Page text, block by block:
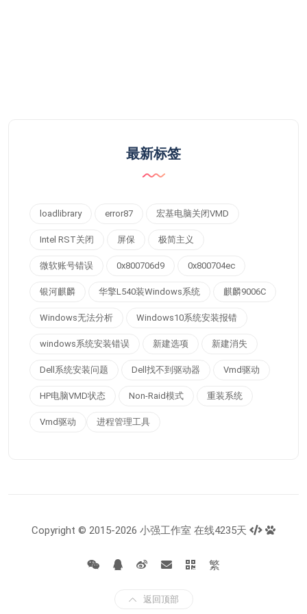
最新标签
loadlibrary error87 宏基电脑关闭VMD
Intel RST关闭 屏保 极简主义
微软账号错误 0x800706d9 0x800704ec
银河麒麟 华擎L540装Windows系统 麒麟9006C
Windows无法分析 Windows10系统安装报错
windows系统安装错误 新建选项 新建消失
Dell系统安装问题 Dell找不到驱动器 Vmd驱动
HP电脑VMD状态 Non-Raid模式 重装系统
Vmd驱动 进程管理工具
Copyright © 2015-2026 小强工作室 在线4235天
繁
返回顶部